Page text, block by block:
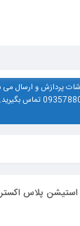
پردازش و ارسال می
پرسشهای قبل از خرید در
پلاس اکسترا